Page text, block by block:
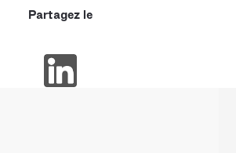
Partagez le